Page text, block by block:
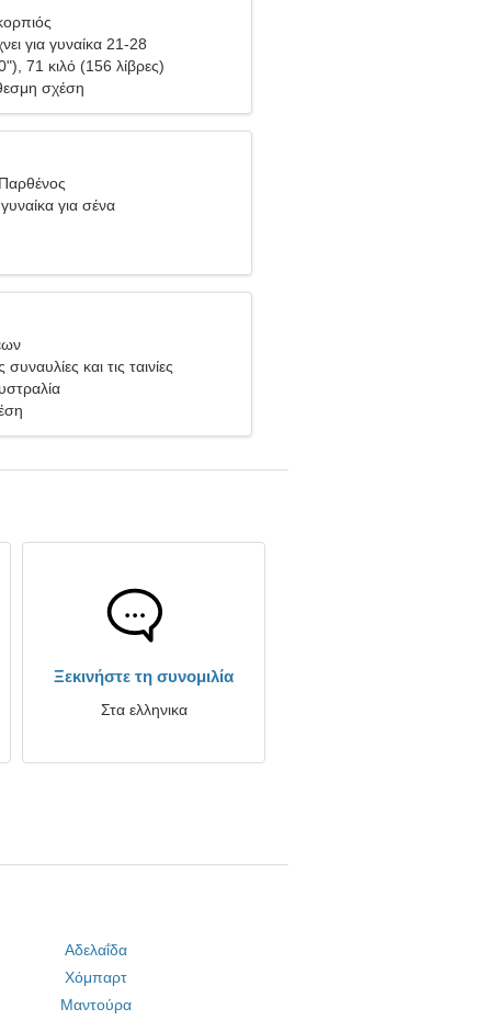
για γυναίκα 21-28
71 κιλό (156 λίβρες)
σχέση
για σένα
και τις ταινίες
Ξεκινήστε τη συνομιλία
Στα ελληνικα
Αδελαΐδα
Χόμπαρτ
Μαντούρα